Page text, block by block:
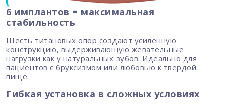
6 имплантов = максимальная
стабильность
Шесть титановых опор создают усиленную
конструкцию, выдерживающую жевательные
нагрузки как у натуральных зубов. Идеально для
пациентов с бруксизмом или любовью к твердой
пище.
Гибкая установка в сложных условиях